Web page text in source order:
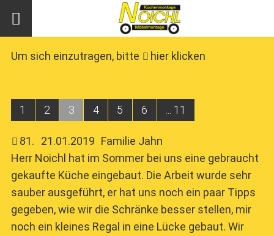
Um sich einzutragen, bitte hier klicken
1 2 3 4 5 6 ... 11
81. 21.01.2019 Familie Jahn
Herr Noichl hat im Sommer bei uns eine gebraucht
gekaufte Küche eingebaut. Die Arbeit wurde sehr
sauber ausgeführt, er hat uns noch ein paar Tipps
gegeben, wie wir die Schränke besser stellen, mir
noch ein kleines Regal in eine Lücke gebaut. Wir